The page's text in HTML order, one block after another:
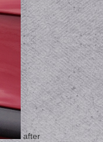
after